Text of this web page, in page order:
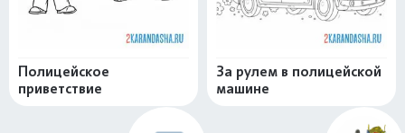
Полицейское
приветствие
За рулем в полицейской
машине